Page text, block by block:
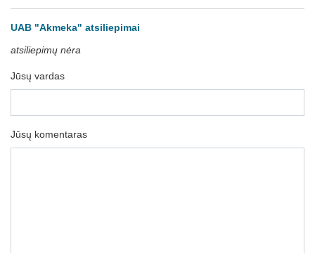
UAB "Akmeka" atsiliepimai
atsiliepimų nėra
Jūsų vardas
Jūsų komentaras